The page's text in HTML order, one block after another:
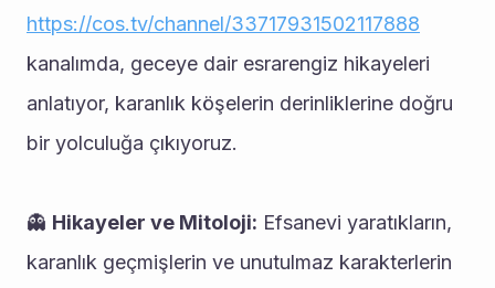
https://cos.tv/channel/33717931502117888
kanalımda, geceye dair esrarengiz hikayeleri
anlatıyor, karanlık köşelerin derinliklerine doğru
bir yolculuğa çıkıyoruz.
👻 Hikayeler ve Mitoloji: Efsanevi yaratıkların,
karanlık geçmişlerin ve unutulmaz karakterlerin